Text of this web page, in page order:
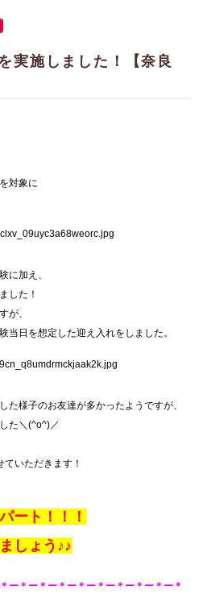
実施しました！【奈良
対象に
に加え、
した！
が、
当日を想定した迎え入れをしました。
た様子のお友達が多かったようですが、
た＼(^o^)／
いただきます！
ート！！！
しょう♪♪
ー＊ー＊ー＊ー＊ー＊ー＊ー＊ー＊ー＊